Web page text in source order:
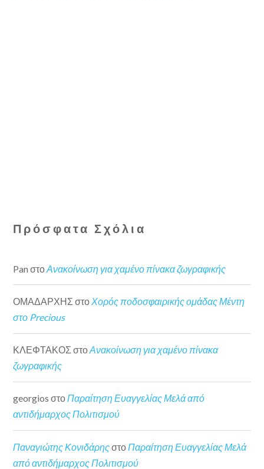
Πρόσφατα Σχόλια
Pan στοΑνακοίνωση για χαμένο πίνακα ζωγραφικής
ΟΜΑΔΑΡΧΗΣ στοΧορός ποδοσφαιρικής ομάδας Μέντη
στο Precious
ΚΛΕΦΤΑΚΟΣ στοΑνακοίνωση για χαμένο πίνακα
ζωγραφικής
georgios στοΠαραίτηση Ευαγγελίας Μελά από
αντιδήμαρχος Πολιτισμού
Παναγιώτης Κονιδάρηςστο Παραίτηση Ευαγγελίας Μελά
από αντιδήμαρχος Πολιτισμού